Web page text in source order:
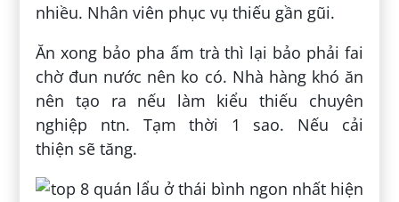
nhiều. Nhân viên phục vụ thiếu gần gũi.
Ăn xong bảo pha ấm trà thì lại bảo phải fai
chờ đun nước nên ko có. Nhà hàng khó ăn
nên tạo ra nếu làm kiểu thiếu chuyên
nghiệp ntn. Tạm thời 1 sao. Nếu cải
thiện sẽ tăng.